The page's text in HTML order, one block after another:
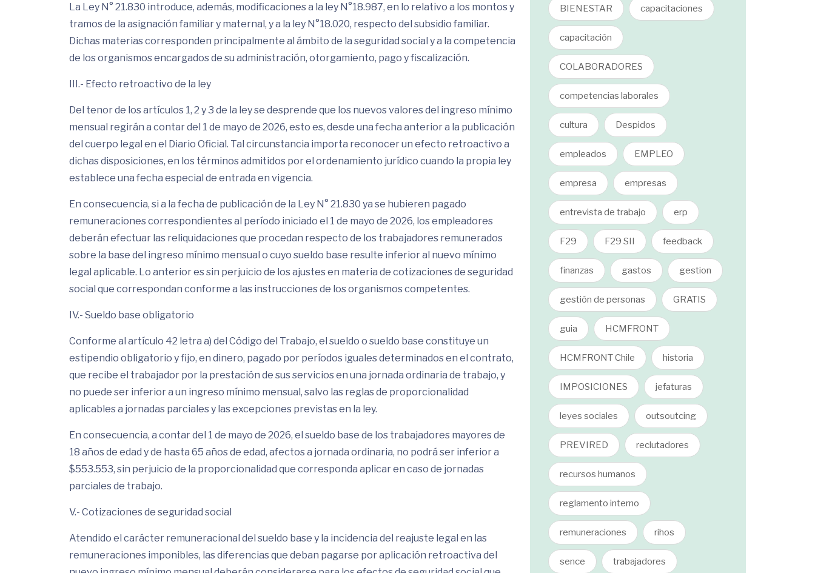
La Ley N° 21.830 introduce, además, modificaciones a la ley N°18.987, en lo relativo a los montos y
tramos de la asignación familiar y maternal, y a la ley N°18.020, respecto del subsidio familiar.
Dichas materias corresponden principalmente al ámbito de la seguridad social y a la competencia
de los organismos encargados de su administración, otorgamiento, pago y fiscalización.
III.- Efecto retroactivo de la ley
Del tenor de los artículos 1, 2 y 3 de la ley se desprende que los nuevos valores del ingreso mínimo
mensual regirán a contar del 1 de mayo de 2026, esto es, desde una fecha anterior a la publicación
del cuerpo legal en el Diario Oficial. Tal circunstancia importa reconocer un efecto retroactivo a
dichas disposiciones, en los términos admitidos por el ordenamiento jurídico cuando la propia ley
establece una fecha especial de entrada en vigencia.
En consecuencia, si a la fecha de publicación de la Ley N° 21.830 ya se hubieren pagado
remuneraciones correspondientes al período iniciado el 1 de mayo de 2026, los empleadores
deberán efectuar las reliquidaciones que procedan respecto de los trabajadores remunerados
sobre la base del ingreso mínimo mensual o cuyo sueldo base resulte inferior al nuevo mínimo
legal aplicable. Lo anterior es sin perjuicio de los ajustes en materia de cotizaciones de seguridad
social que correspondan conforme a las instrucciones de los organismos competentes.
IV.- Sueldo base obligatorio
Conforme al artículo 42 letra a) del Código del Trabajo, el sueldo o sueldo base constituye un
estipendio obligatorio y fijo, en dinero, pagado por períodos iguales determinados en el contrato,
que recibe el trabajador por la prestación de sus servicios en una jornada ordinaria de trabajo, y
no puede ser inferior a un ingreso mínimo mensual, salvo las reglas de proporcionalidad
aplicables a jornadas parciales y las excepciones previstas en la ley.
En consecuencia, a contar del 1 de mayo de 2026, el sueldo base de los trabajadores mayores de
18 años de edad y de hasta 65 años de edad, afectos a jornada ordinaria, no podrá ser inferior a
$553.553, sin perjuicio de la proporcionalidad que corresponda aplicar en caso de jornadas
parciales de trabajo.
V.- Cotizaciones de seguridad social
Atendido el carácter remuneracional del sueldo base y la incidencia del reajuste legal en las
remuneraciones imponibles, las diferencias que deban pagarse por aplicación retroactiva del
BIENESTAR capacitaciones
capacitación
COLABORADORES
competencias laborales
cultura Despidos
empleados EMPLEO
empresa empresas
entrevista de trabajo erp
F29 F29 SII feedback
finanzas gastos gestion
gestión de personas GRATIS
guia HCMFRONT
HCMFRONT Chile historia
IMPOSICIONES jefaturas
leyes sociales outsoutcing
PREVIRED reclutadores
recursos humanos
reglamento interno
remuneraciones rihos
sence trabajadores